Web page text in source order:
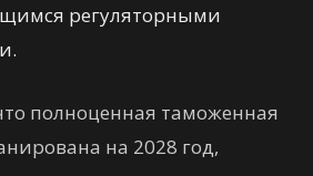
регуляторными
полноценная таможенная
на 2028 год,